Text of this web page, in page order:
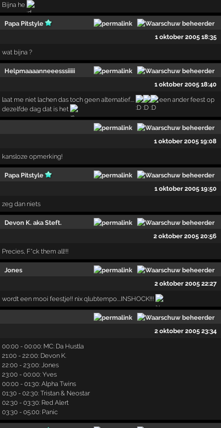
Bijna he
Papa Pitstyle
1 oktober 2005 18:35
wat bijna ?
Helpmaaaanneeesssiiiii
1 oktober 2005 18:40
laat me niet lachen das toch geen alternatief....
een ander feest op
dezelfde dag dat is het
1 oktober 2005 19:08
kansloze opmerking!
Papa Pitstyle
1 oktober 2005 19:50
zeg dan niets
Devon K. aka Steft.
2 oktober 2005 20:56
Precies, F*ck them all!!!
Jones
2 oktober 2005 22:27
wordt een mooi feestje!! nix qlubtempo....INSHOCK!!!
2 oktober 2005 23:34
00:00 - 00:00: MC: Da Hustla
21:00 - 22:00: Devon K.
22:00 - 23:00: Jones
23:00 - 00:00: Yves
00:00 - 01:30: Alpha Twins
01:30 - 02:30: Tristan & Neostar
02:30 - 03:30: Red Alert
03:30 - 05:00: Panic